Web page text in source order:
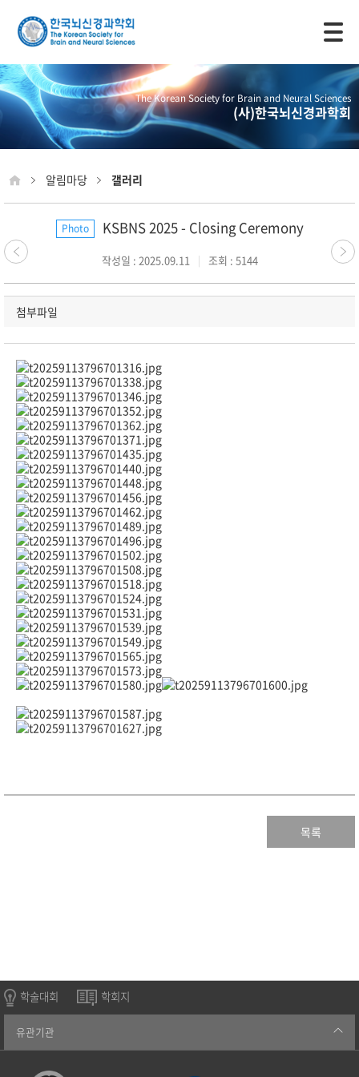
The Korean Society for Brain and Neural Sciences
(사)한국뇌신경과학회
알림마당 갤러리
Photo KSBNS 2025 - Closing Ceremony
작성일 : 2025.09.11 조회 : 5144
첨부파일
목록
학술대회 학회지
유관기관